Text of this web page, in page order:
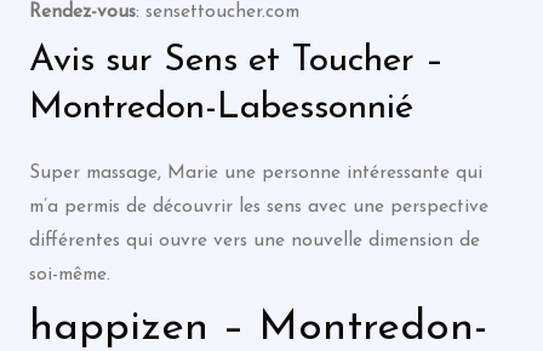
Rendez-vous: sensettoucher.com
Avis sur Sens et Toucher –
Montredon-Labessonnié
Super massage, Marie une personne intéressante qui
m’a permis de découvrir les sens avec une perspective
différentes qui ouvre vers une nouvelle dimension de
soi-même.
happizen – Montredon-